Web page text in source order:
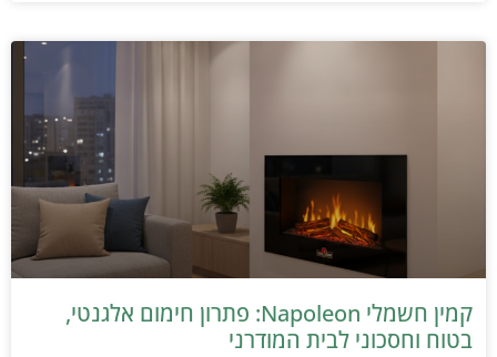
קמין חשמלי Napoleon: פתרון חימום אלגנטי,
בטוח וחסכוני לבית המודרני